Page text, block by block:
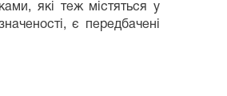
які теж містяться у
є передбачені